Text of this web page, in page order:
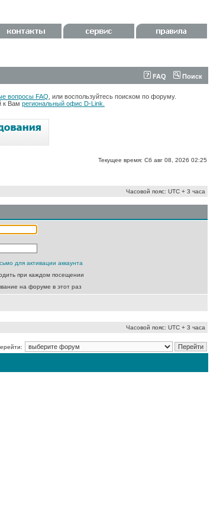
FAQ Поиск
вопросы FAQ , или воспользуйтесь поиском по форуму.
к Вам региональный офис D-Link.
Текущее время: Сб авг 08, 2026 02:25
Часовой пояс: UTC + 3 часа
для активации аккаунта
при каждом посещении
на форуме в этот раз
Часовой пояс: UTC + 3 часа